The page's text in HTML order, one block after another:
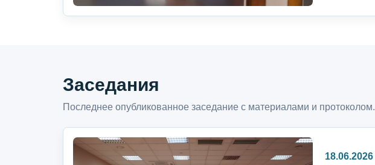
Заседания
Последнее опубликованное заседание с материалами и протоколом.
18.06.2026